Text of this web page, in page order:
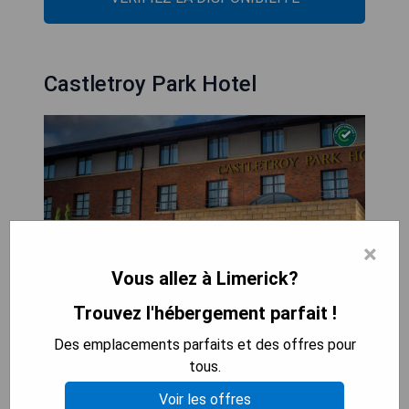
Castletroy Park Hotel
L'hôtel Castletroy Park, un établissement de luxe
4 étoiles situé à côté de l'Université de Limerick,
×
Vous allez à Limerick?
Trouvez l'hébergement parfait !
Des emplacements parfaits et des offres pour
tous.
Voir les offres